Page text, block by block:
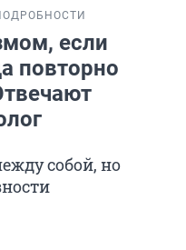
если
повторно
собой, но